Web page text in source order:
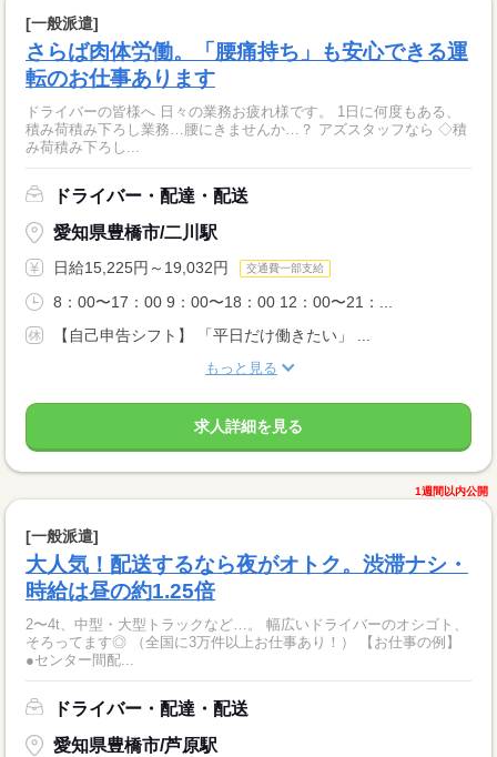
[一般派遣]
さらば肉体労働。「腰痛持ち」も安心できる運
転のお仕事あります
ドライバーの皆様へ 日々の業務お疲れ様です。 1日に何度もある、
積み荷積み下ろし業務…腰にきませんか…？ アズスタッフなら ◇積
み荷積み下ろし...
ドライバー・配達・配送
愛知県豊橋市/二川駅
日給15,225円～19,032円 交通費一部支給
8：00〜17：00 9：00〜18：00 12：00〜21：...
【自己申告シフト】 「平日だけ働きたい」 ...
もっと見る
求人詳細を見る
1週間以内公開
[一般派遣]
大人気！配送するなら夜がオトク。渋滞ナシ・
時給は昼の約1.25倍
2〜4t、中型・大型トラックなど…。 幅広いドライバーのオシゴト、
そろってます◎ （全国に3万件以上お仕事あり！） 【お仕事の例】
●センター間配...
ドライバー・配達・配送
愛知県豊橋市/芦原駅